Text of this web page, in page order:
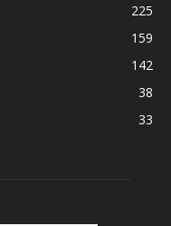
225
159
142
38
33